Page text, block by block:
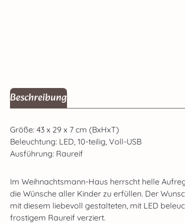
Beschreibung
Größe: 43 x 29 x 7 cm (BxHxT)
Beleuchtung: LED, 10-teilig, Voll-USB
Ausführung: Raureif
Im Weihnachtsmann-Haus herrscht helle
die Wünsche aller Kinder zu erfüllen. Der
mit diesem liebevoll gestalteten, mit LED
frostigem Raureif verziert.